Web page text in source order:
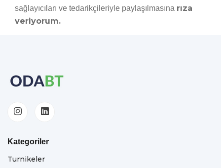
sağlayıcıları ve tedarikçileriyle paylaşılmasına rıza
veriyorum.
Kategoriler
Turnikeler